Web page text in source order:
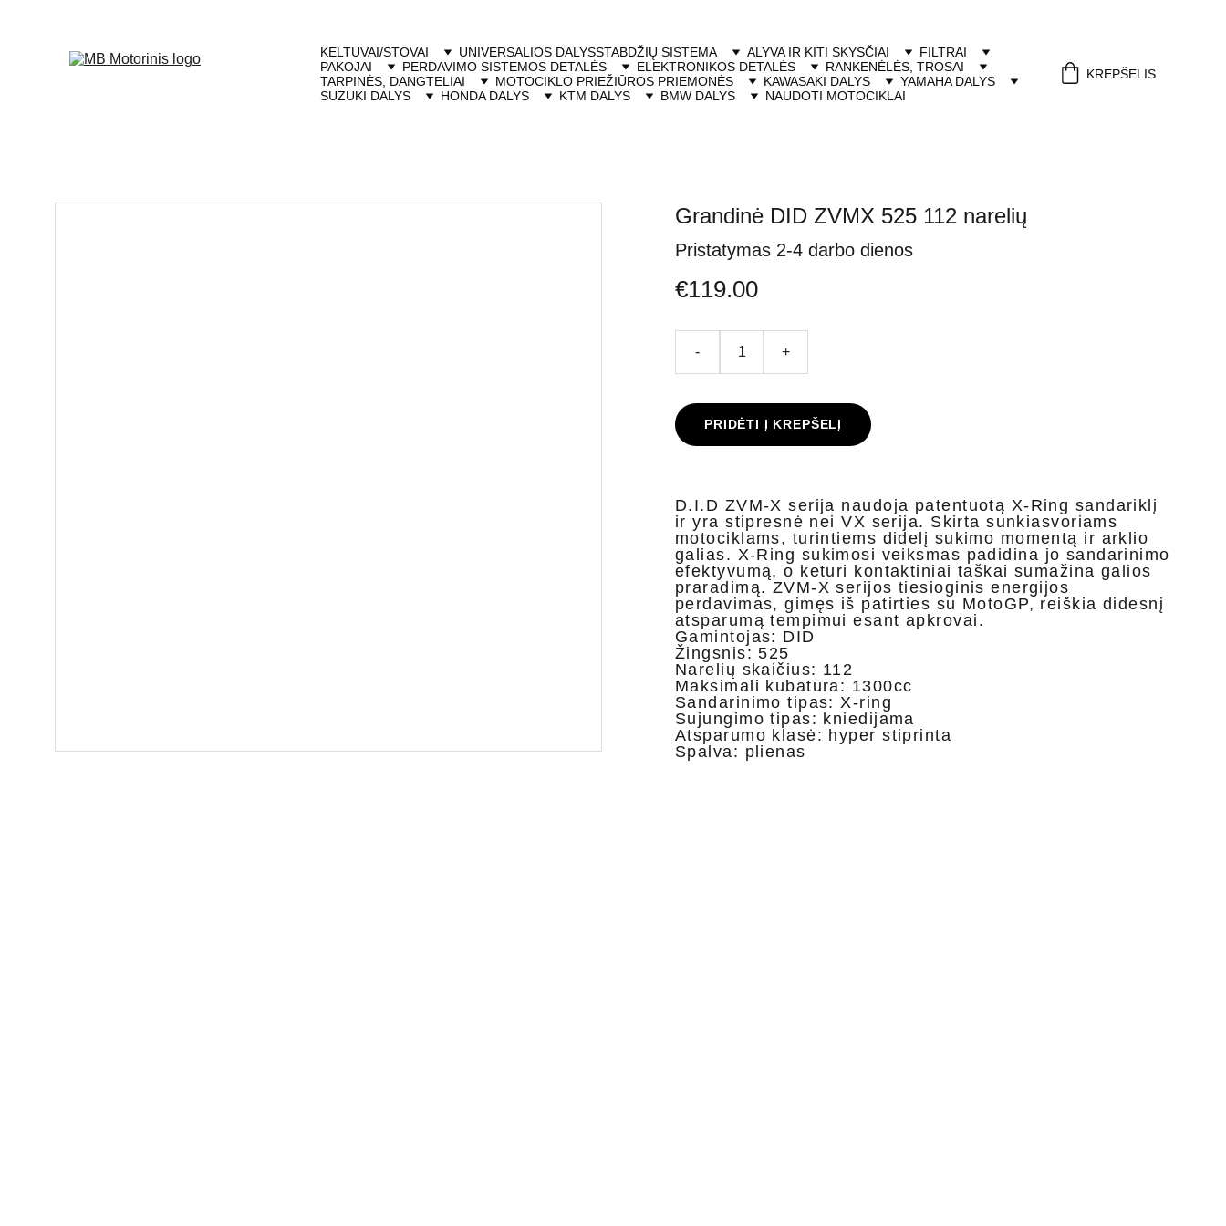
KELTUVAI/STOVAI UNIVERSALIOS DALYSSTABDŽIŲ SISTEMA ALYVA IR KITI SKYSČIAI
FILTRAI
PAKOJAI
PERDAVIMO SISTEMOS DETALĖS ELEKTRONIKOS DETALĖS
RANKENĖLĖS, TROSAI
TARPINĖS, DANGTELIAI
MOTOCIKLO PRIEŽIŪROS PRIEMONĖS KAWASAKI DALYS
YAMAHA DALYS
SUZUKI DALYS
HONDA DALYS KTM DALYS BMW DALYS NAUDOTI MOTOCIKLAI
KREPŠELIS
Grandinė DID ZVMX 525 112 narelių
Pristatymas 2-4 darbo dienos
€119.00
- +
PRIDĖTI Į KREPŠELĮ
D.I.D ZVM-X serija naudoja patentuotą X-Ring sandariklį
ir yra stipresnė nei VX serija. Skirta sunkiasvoriams
motociklams, turintiems didelį sukimo momentą ir arklio
galias. X-Ring sukimosi veiksmas padidina jo sandarinimo
efektyvumą, o keturi kontaktiniai taškai sumažina galios
praradimą. ZVM-X serijos tiesioginis energijos
perdavimas, gimęs iš patirties su MotoGP, reiškia didesnį
atsparumą tempimui esant apkrovai.
Gamintojas: DID
Žingsnis: 525
Narelių skaičius: 112
Maksimali kubatūra: 1300cc
Sandarinimo tipas: X-ring
Sujungimo tipas: kniedijama
Atsparumo klasė: hyper stiprinta
Spalva: plienas